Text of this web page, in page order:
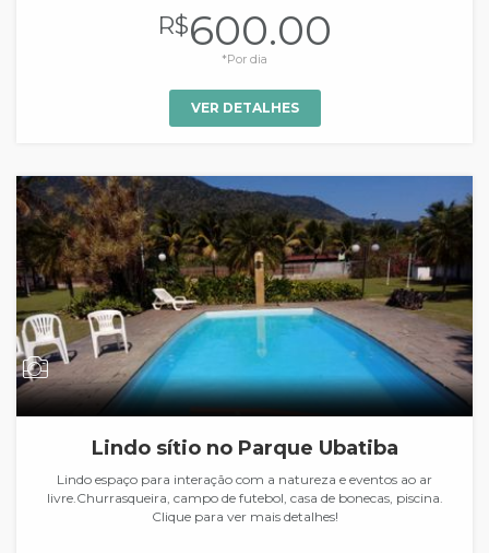
R$600.00
*Por dia
VER DETALHES
Lindo sítio no Parque Ubatiba
Lindo espaço para interação com a natureza e eventos ao ar
livre.Churrasqueira, campo de futebol, casa de bonecas, piscina.
Clique para ver mais detalhes!